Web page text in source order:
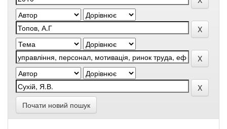
Почати новий пошук